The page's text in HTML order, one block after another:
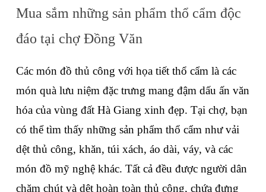
Mua sắm những sản phẩm thổ cẩm độc
đáo tại chợ Đồng Văn
Các món đồ thủ công với họa tiết thổ cẩm là các
món quà lưu niệm đặc trưng mang đậm dấu ấn văn
hóa của vùng đất Hà Giang xinh đẹp. Tại chợ, bạn
có thể tìm thấy những sản phẩm thổ cẩm như vải
dệt thủ công, khăn, túi xách, áo dài, váy, và các
món đồ mỹ nghệ khác. Tất cả đều được người dân
chăm chút và dệt hoàn toàn thủ công, chứa đựng